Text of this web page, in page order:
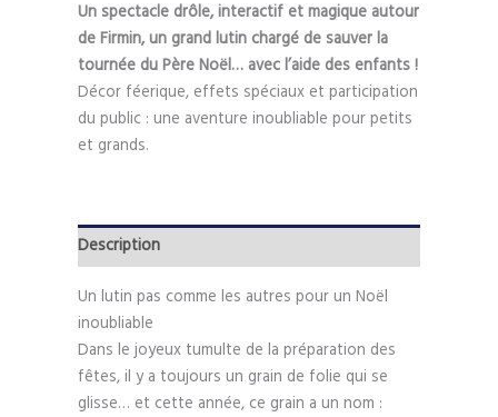
Un spectacle drôle, interactif et magique autour
de Firmin, un grand lutin chargé de sauver la
tournée du Père Noël… avec l’aide des enfants !
Décor féerique, effets spéciaux et participation
du public : une aventure inoubliable pour petits
et grands.
Description
Un lutin pas comme les autres pour un Noël
inoubliable
Dans le joyeux tumulte de la préparation des
fêtes, il y a toujours un grain de folie qui se
glisse… et cette année, ce grain a un nom :